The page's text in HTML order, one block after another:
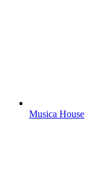
Musica House